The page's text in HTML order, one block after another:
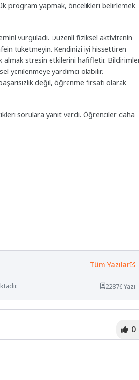
program yapmak, öncelikleri belirlemek
vurguladı. Düzenli fiziksel aktivitenin
tüketmeyin. Kendinizi iyi hissettiren
almak stresin etkilerini hafifletir.
yenilenmeye yardımcı olabilir.
değil, öğrenme fırsatı olarak
sorulara yanıt verdi. Öğrenciler daha
Tüm Yazılar
22876 Yazı
0